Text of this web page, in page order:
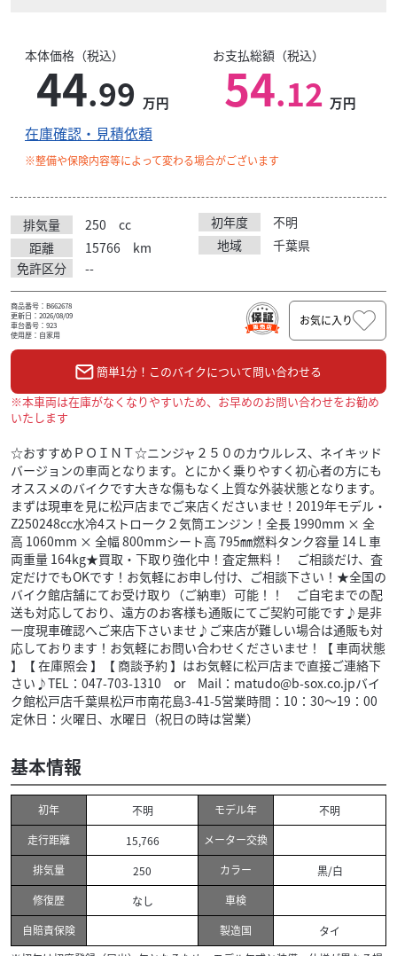
本体価格（税込）
44.99 万円
お支払総額（税込）
54.12 万円
在庫確認・見積依頼
※整備や保険内容等によって変わる場合がございます
排気量 250 cc 初年度
不明
距離
15766 km 地域
千葉県
免許区分
--
商品番号：B662678
更新日：2026/08/09
車台番号：923
使用歴：自家用
お気に入り
簡単1分！このバイクについて問い合わせる
※本車両は在庫がなくなりやすいため、お早めのお問い合わせをお勧め
いたします
☆おすすめＰＯＩＮＴ☆ニンジャ２５０のカウルレス、ネイキッド
バージョンの車両となります。とにかく乗りやすく初心者の方にも
オススメのバイクです大きな傷もなく上質な外装状態となります。
まずは現車を見に松戸店までご来店くださいませ！2019年モデル・
Z250248cc水冷4ストローク２気筒エンジン！全長 1990mm × 全
高 1060mm × 全幅 800mmシート高 795㎜燃料タンク容量 14Ｌ車
両重量 164kg★買取・下取り強化中！査定無料！ ご相談だけ、査
定だけでもOKです！お気軽にお申し付け、ご相談下さい！★全国の
バイク館店舗にてお受け取り（ご納車）可能！！ ご自宅までの配
送も対応しており、遠方のお客様も通販にてご契約可能です♪是非
一度現車確認へご来店下さいませ♪ご来店が難しい場合は通販も対
応しております！お気軽にお問い合わせくださいませ！【 車両状態
】【 在庫照会 】【 商談予約 】はお気軽に松戸店まで直接ご連絡下
さい♪TEL：047-703-1310 or Mail：matudo@b-sox.co.jpバイ
ク館松戸店千葉県松戸市南花島3-41-5営業時間：10：30～19：00
定休日：火曜日、水曜日（祝日の時は営業）
基本情報
初年 不明 モデル年
不明
走行距離
15,766
メーター交換
排気量
250 カラー
黒/白
修復歴
なし
車検
自賠責保険
製造国
タイ